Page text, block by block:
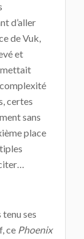
d’aller
de Vuk,
et
certes
sans
place
tenu ses
ce Phoenix